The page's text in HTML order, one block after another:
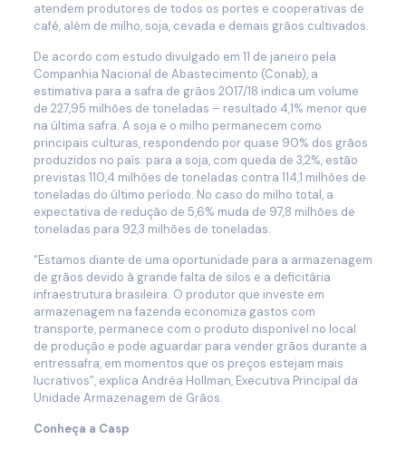
atendem produtores de todos os portes e cooperativas de
café, além de milho, soja, cevada e demais grãos cultivados.
De acordo com estudo divulgado em 11 de janeiro pela
Companhia Nacional de Abastecimento (Conab), a
estimativa para a safra de grãos 2017/18 indica um volume
de 227,95 milhões de toneladas – resultado 4,1% menor que
na última safra. A soja e o milho permanecem como
principais culturas, respondendo por quase 90% dos grãos
produzidos no país: para a soja, com queda de 3,2%, estão
previstas 110,4 milhões de toneladas contra 114,1 milhões de
toneladas do último período. No caso do milho total, a
expectativa de redução de 5,6% muda de 97,8 milhões de
toneladas para 92,3 milhões de toneladas.
“Estamos diante de uma oportunidade para a armazenagem
de grãos devido à grande falta de silos e a deficitária
infraestrutura brasileira. O produtor que investe em
armazenagem na fazenda economiza gastos com
transporte, permanece com o produto disponível no local
de produção e pode aguardar para vender grãos durante a
entressafra, em momentos que os preços estejam mais
lucrativos”, explica Andréa Hollman, Executiva Principal da
Unidade Armazenagem de Grãos.
Conheça a Casp